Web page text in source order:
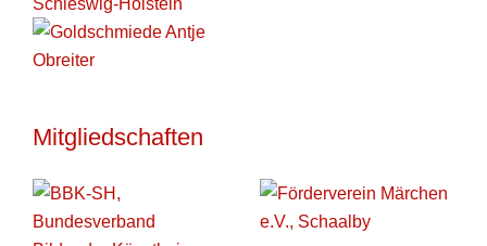
Mitgliedschaften